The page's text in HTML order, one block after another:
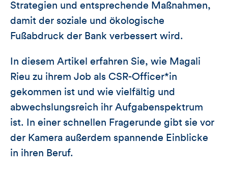
Strategien und entsprechende Maßnahmen,
damit der soziale und ökologische
Fußabdruck der Bank verbessert wird.
In diesem Artikel erfahren Sie, wie Magali
Rieu zu ihrem Job als CSR-Officer*in
gekommen ist und wie vielfältig und
abwechslungsreich ihr Aufgabenspektrum
ist. In einer schnellen Fragerunde gibt sie vor
der Kamera außerdem spannende Einblicke
in ihren Beruf.